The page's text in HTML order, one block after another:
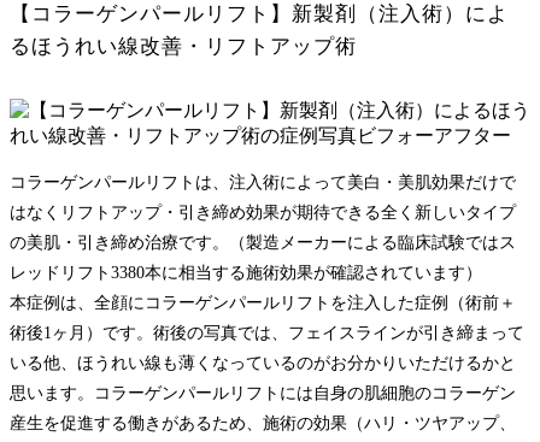
【コラーゲンパールリフト】新製剤（注入術）によ
るほうれい線改善・リフトアップ術
コラーゲンパールリフトは、注入術によって美白・美肌効果だけで
はなくリフトアップ・引き締め効果が期待できる全く新しいタイプ
の美肌・引き締め治療です。（製造メーカーによる臨床試験ではス
レッドリフト3380本に相当する施術効果が確認されています）
本症例は、全顔にコラーゲンパールリフトを注入した症例（術前＋
術後1ヶ月）です。術後の写真では、フェイスラインが引き締まって
いる他、ほうれい線も薄くなっているのがお分かりいただけるかと
思います。コラーゲンパールリフトには自身の肌細胞のコラーゲン
産生を促進する働きがあるため、施術の効果（ハリ・ツヤアップ、